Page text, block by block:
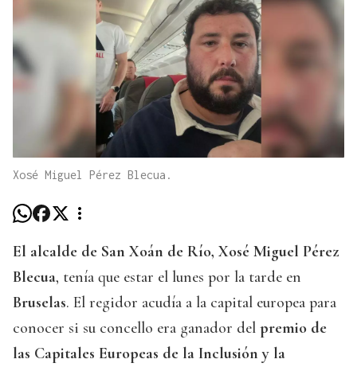
Xosé Miguel Pérez Blecua.
El alcalde de San Xoán de Río, Xosé Miguel Pérez
Blecua, tenía que estar el lunes por la tarde en
Bruselas. El regidor acudía a la capital europea para
conocer si su concello era ganador del premio de
las Capitales Europeas de la Inclusión y la